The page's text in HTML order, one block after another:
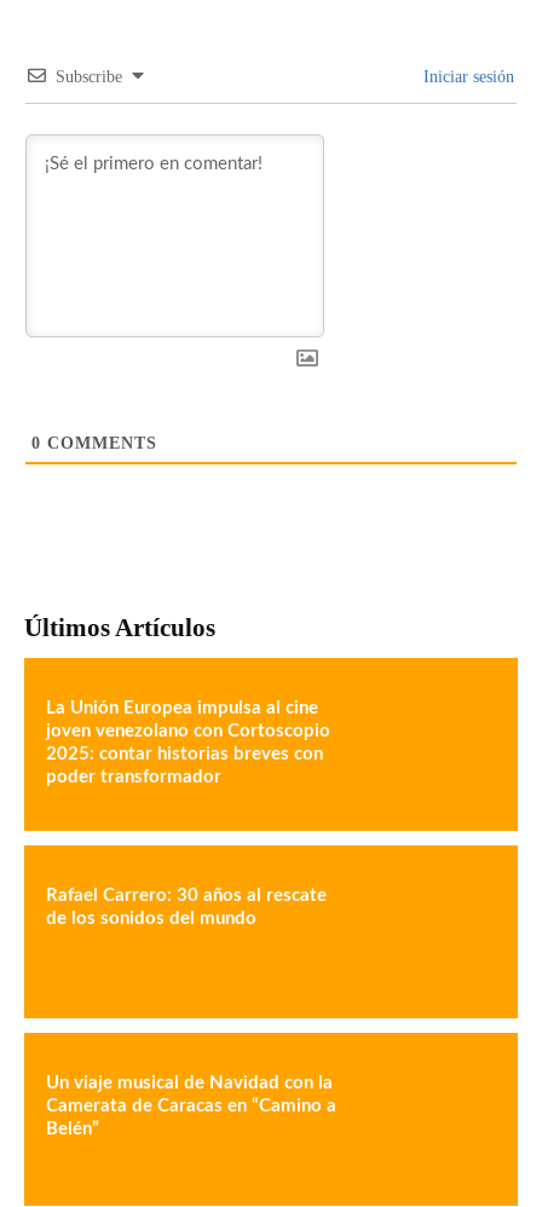
Subscribe Iniciar sesión
0 COMMENTS
Últimos Artículos
La Unión Europea impulsa al cine
joven venezolano con Cortoscopio
2025: contar historias breves con
poder transformador
Rafael Carrero: 30 años al rescate
de los sonidos del mundo
Un viaje musical de Navidad con la
Camerata de Caracas en “Camino a
Belén”